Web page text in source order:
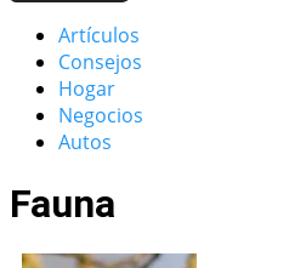
Artículos
Consejos
Hogar
Negocios
Autos
Fauna